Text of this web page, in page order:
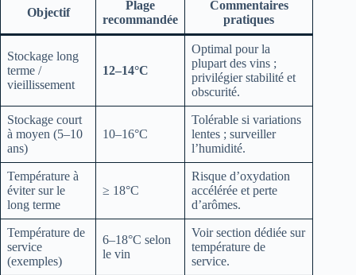
Objectif
Plage
recommandée
Commentaires
pratiques
Stockage long
terme /
vieillissement
12–14°C
Optimal pour la
plupart des vins ;
privilégier stabilité et
obscurité.
Stockage court
à moyen (5–10
ans)
10–16°C
Tolérable si variations
lentes ; surveiller
l’humidité.
Température à
éviter sur le
long terme
≥ 18°C
Risque d’oxydation
accélérée et perte
d’arômes.
Température de
service
(exemples)
6–18°C selon
le vin
Voir section dédiée sur
température de
service.